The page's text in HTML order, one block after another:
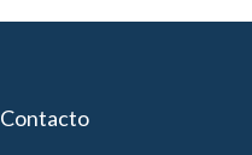
Contacto